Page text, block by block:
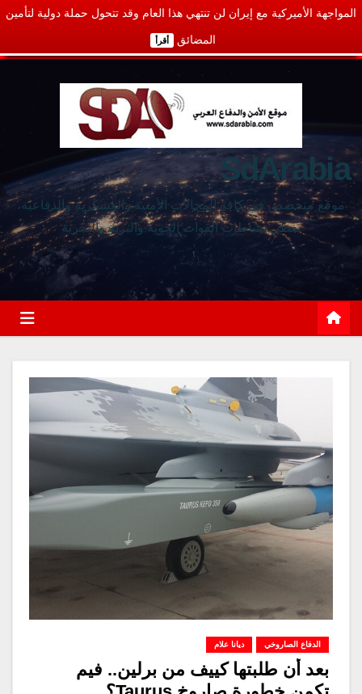
المواجهة الأميركية مع إيران لن تنتهي هذا العام وقد تتحول حملة دولية لتأمين
المضائق أقرأ
SdArabia
موقع متخصص في كافة المجالات الأمنية والعسكرية والدفاعية،
يغطي نشاطات القوات الجوية والبرية والبحرية
الدفاع الصاروخي ديانا علام
بعد أن طلبتها كييف من برلين.. فيم